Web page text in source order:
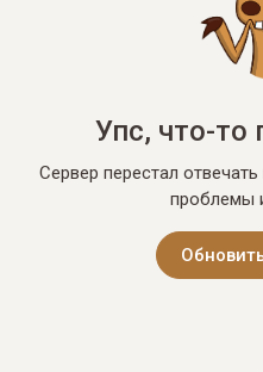
Упс, что-то
Сервер перестал
проблемы